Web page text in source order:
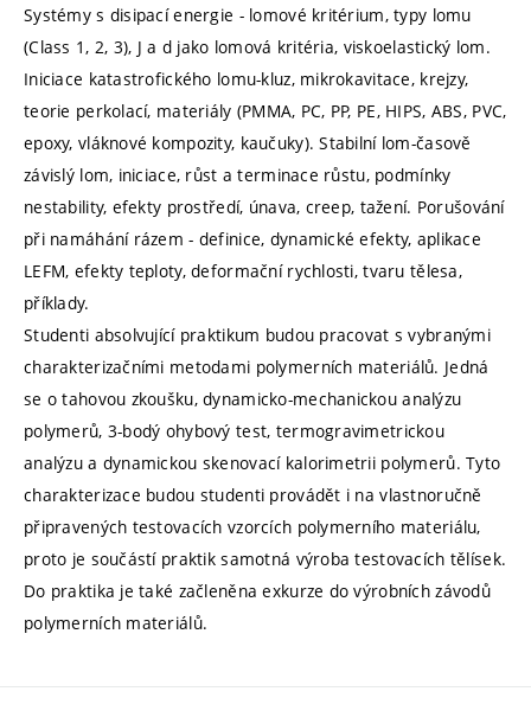
Systémy s disipací energie - lomové kritérium, typy lomu
(Class 1, 2, 3), J a d jako lomová kritéria, viskoelastický lom.
Iniciace katastrofického lomu-kluz, mikrokavitace, krejzy,
teorie perkolací, materiály (PMMA, PC, PP, PE, HIPS, ABS, PVC,
epoxy, vláknové kompozity, kaučuky). Stabilní lom-časově
závislý lom, iniciace, růst a terminace růstu, podmínky
nestability, efekty prostředí, únava, creep, tažení. Porušování
při namáhání rázem - definice, dynamické efekty, aplikace
LEFM, efekty teploty, deformační rychlosti, tvaru tělesa,
příklady.
Studenti absolvující praktikum budou pracovat s vybranými
charakterizačními metodami polymerních materiálů. Jedná
se o tahovou zkoušku, dynamicko-mechanickou analýzu
polymerů, 3-bodý ohybový test, termogravimetrickou
analýzu a dynamickou skenovací kalorimetrii polymerů. Tyto
charakterizace budou studenti provádět i na vlastnoručně
připravených testovacích vzorcích polymerního materiálu,
proto je součástí praktik samotná výroba testovacích tělísek.
Do praktika je také začleněna exkurze do výrobních závodů
polymerních materiálů.